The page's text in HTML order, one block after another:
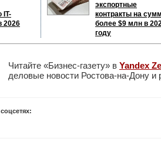
IT-
2026
экспортные
контракты на
более $9 млн в
году
Читайте «Бизнес-газету» в Yandex
деловые новости Ростова-на-Дону и